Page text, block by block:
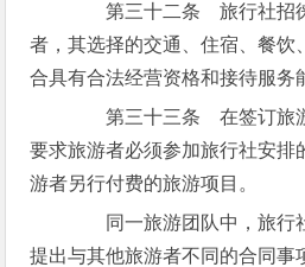
第三十二条 旅行社招徕
者，其选择的交通、住宿、餐饮
合具有合法经营资格和接待服务
第三十三条 在签订旅游
要求旅游者必须参加旅行社安排
游者另行付费的旅游项目。
同一旅游团队中，旅行社
提出与其他旅游者不同的合同事